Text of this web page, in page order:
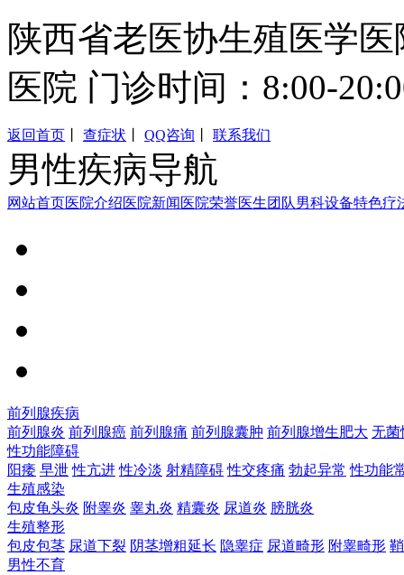
陕西省老医协生殖医学
医院 门诊时间：8:00-
返回首页 查症状 QQ咨询 联系我们
男性疾病导航
网站首页医院介绍医院新闻 医院荣誉医生团队男科设备特色疗
前列腺疾病
前列腺炎 前列腺癌 前列腺痛 前列腺囊肿 前列腺增生肥大 无菌
性功能障碍
阳痿 早泄 性亢进 性冷淡 射精障碍 性交疼痛 勃起异常 性功能
生殖感染
包皮龟头炎 附睾炎 睾丸炎 精囊炎 尿道炎 膀胱炎
生殖整形
包皮包茎 尿道下裂 阴茎增粗延长 隐睾症 尿道畸形 附睾畸形
男性不育